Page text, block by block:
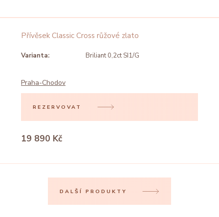
Přívěsek Classic Cross růžové zlato
Varianta: Briliant 0,2ct SI1/G
Praha-Chodov
REZERVOVAT
19 890 Kč
DALŠÍ PRODUKTY